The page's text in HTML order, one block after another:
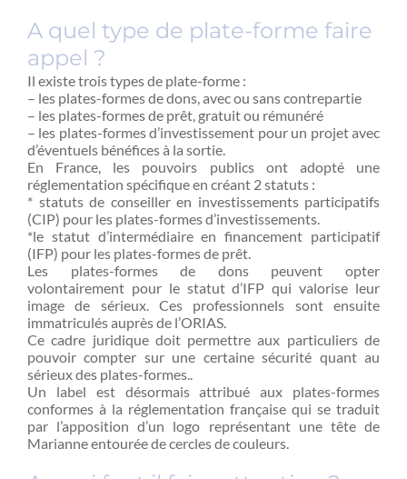
A quel type de plate-forme faire
appel ?
Il existe trois types de plate-forme :
– les plates-formes de dons, avec ou sans contrepartie
– les plates-formes de prêt, gratuit ou rémunéré
– les plates-formes d’investissement pour un projet avec
d’éventuels bénéfices à la sortie.
En France, les pouvoirs publics ont adopté une
réglementation spécifique en créant 2 statuts :
* statuts de conseiller en investissements participatifs
(CIP) pour les plates-formes d’investissements.
*le statut d’intermédiaire en financement participatif
(IFP) pour les plates-formes de prêt.
Les plates-formes de dons peuvent opter
volontairement pour le statut d’IFP qui valorise leur
image de sérieux. Ces professionnels sont ensuite
immatriculés auprès de l’ORIAS.
Ce cadre juridique doit permettre aux particuliers de
pouvoir compter sur une certaine sécurité quant au
sérieux des plates-formes..
Un label est désormais attribué aux plates-formes
conformes à la réglementation française qui se traduit
par l’apposition d’un logo représentant une tête de
Marianne entourée de cercles de couleurs.